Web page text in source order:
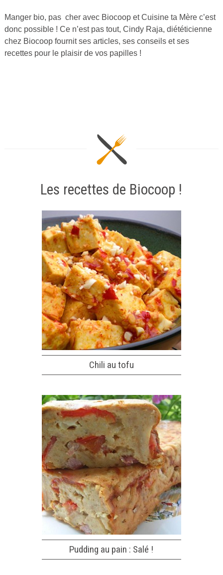
Manger bio, pas cher avec Biocoop et Cuisine ta Mère c’est
donc possible ! Ce n’est pas tout, Cindy Raja, diététicienne
chez Biocoop fournit ses articles, ses conseils et ses
recettes pour le plaisir de vos papilles !
Les recettes de Biocoop !
Chili au tofu
Pudding au pain : Salé !